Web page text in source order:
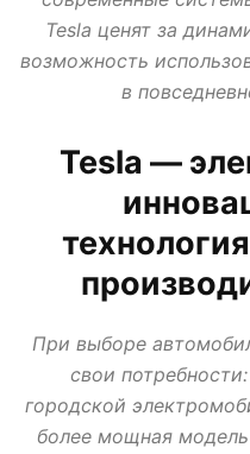
LANCIA LAND ROVER LEXUS
MINI MITSUBISHI
PONTIAC PORSCHE RENAULT
SSANGYONG SUBARU
АВТО В КРЕДИТ, ТРЕЙД ИН, ЛИЗИНГ
Tesla ценят за
возможность
в
Tesla —
При выборе
свои
городской
более мощная